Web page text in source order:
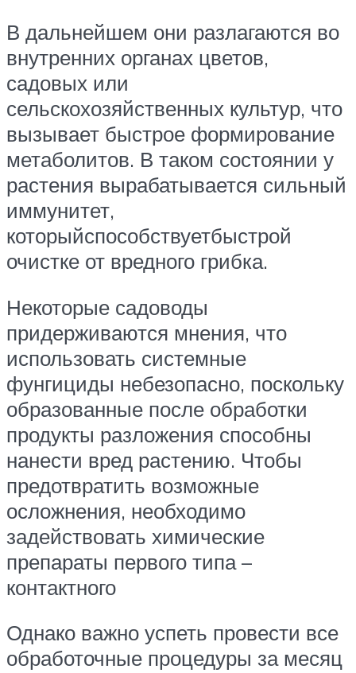
В дальнейшем они разлагаются во
внутренних органах цветов,
садовых или
сельскохозяйственных культур, что
вызывает быстрое формирование
метаболитов. В таком состоянии у
растения вырабатывается сильный
иммунитет,
которыйспособствуетбыстрой
очистке от вредного грибка.
Некоторые садоводы
придерживаются мнения, что
использовать системные
фунгициды небезопасно, поскольку
образованные после обработки
продукты разложения способны
нанести вред растению. Чтобы
предотвратить возможные
осложнения, необходимо
задействовать химические
препараты первого типа –
контактного
Однако важно успеть провести все
обработочные процедуры за месяц